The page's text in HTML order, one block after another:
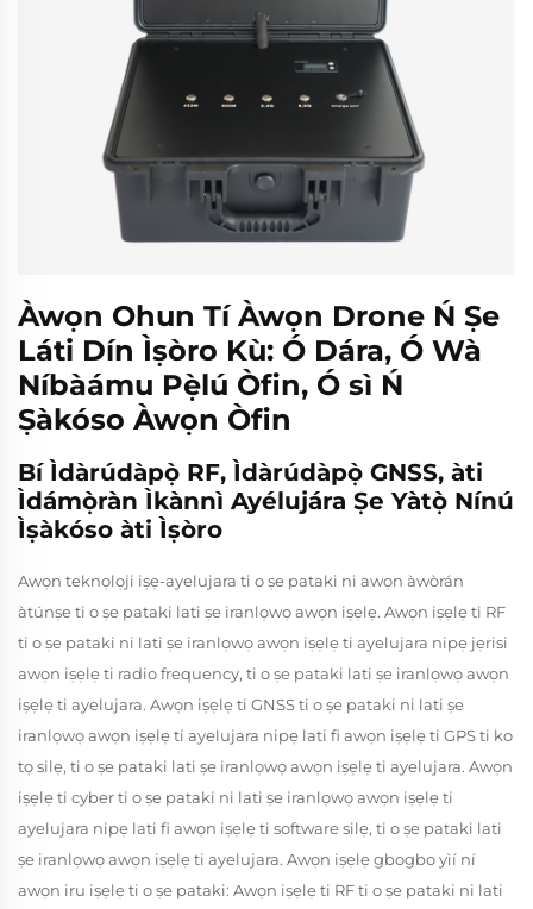
Àwọn Ohun Tí Àwọn Drone Ń Ṣe
Láti Dín Ìṣòro Kù: Ó Dára, Ó Wà
Níbàámu Pẹ̀lú Òfin, Ó sì Ń
Ṣàkóso Àwọn Òfin
Bí Ìdàrúdàpọ̀ RF, Ìdàrúdàpọ̀ GNSS, àti
Ìdámọ̀ràn Ìkànnì Ayélujára Ṣe Yàtọ̀ Nínú
Ìṣàkóso àti Ìṣòro
Awọn teknọlọji iṣẹ-ayelujara ti o ṣe pataki ni awọn àwòrán
àtúnṣe ti o ṣe pataki lati ṣe iranlọwọ awọn iṣẹlẹ. Awọn iṣẹlẹ ti RF
ti o ṣe pataki ni lati ṣe iranlọwọ awọn iṣẹlẹ ti ayelujara nipẹ jẹrisi
awọn iṣẹlẹ ti radio frequency, ti o ṣe pataki lati ṣe iranlọwọ awọn
iṣẹlẹ ti ayelujara. Awọn iṣẹlẹ ti GNSS ti o ṣe pataki ni lati ṣe
iranlọwọ awọn iṣẹlẹ ti ayelujara nipẹ lati fi awọn iṣẹlẹ ti GPS ti ko
tọ silẹ, ti o ṣe pataki lati ṣe iranlọwọ awọn iṣẹlẹ ti ayelujara. Awọn
iṣẹlẹ ti cyber ti o ṣe pataki ni lati ṣe iranlọwọ awọn iṣẹlẹ ti
ayelujara nipẹ lati fi awọn iṣẹlẹ ti software silẹ, ti o ṣe pataki lati
ṣe iranlọwọ awọn iṣẹlẹ ti ayelujara. Awọn iṣẹlẹ gbogbo yìí ní
awọn iru iṣẹlẹ ti o ṣe pataki: Awọn iṣẹlẹ ti RF ti o ṣe pataki ni lati